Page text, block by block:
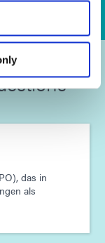
das in
als